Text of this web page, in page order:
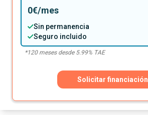
0€/mes
Sin permanencia
Seguro incluido
*120meses desde 5.99% TAE
Solicitar financiación